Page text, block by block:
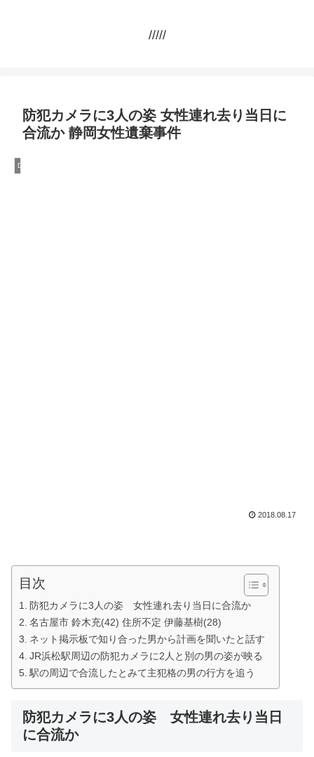
/////
防犯カメラに3人の姿 女性連れ去り当日に
合流か 静岡女性遺棄事件
DQN
2018.08.17
目次
防犯カメラに3人の姿 女性連れ去り当日に合流か
名古屋市 鈴木充(42) 住所不定 伊藤基樹(28)
ネット掲示板で知り合った男から計画を聞いたと話す
JR浜松駅周辺の防犯カメラに2人と別の男の姿が映る
駅の周辺で合流したとみて主犯格の男の行方を追う
防犯カメラに3人の姿 女性連れ去り当日
に合流か